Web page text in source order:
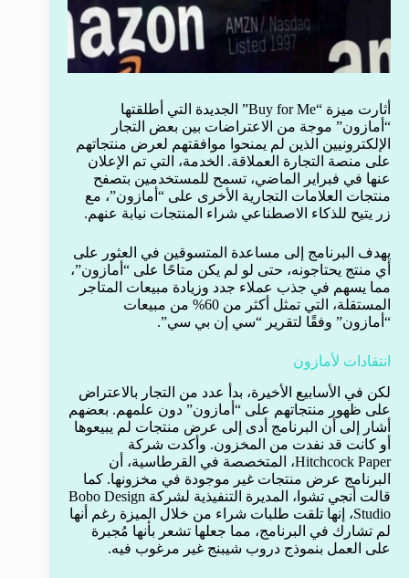
أثارت ميزة “Buy for Me” الجديدة التي أطلقتها
“أمازون” موجة من الاعتراضات بين بعض التجار
الإلكترونيين الذين لم يمنحوا موافقتهم لعرض منتجاتهم
على منصة التجارة العملاقة. الخدمة، التي تم الإعلان
عنها في فبراير الماضي، تسمح للمستخدمين بتصفح
منتجات العلامات التجارية الأخرى على “أمازون”، مع
زر يتيح للذكاء الاصطناعي شراء المنتجات نيابة عنهم.
يهدف البرنامج إلى مساعدة المتسوقين في العثور على
أي منتج يحتاجونه، حتى لو لم يكن متاحًا على “أمازون”،
مما يسهم في جذب عملاء جدد وزيادة مبيعات المتاجر
المستقلة، التي تمثل أكثر من 60% من مبيعات
“أمازون” وفقًا لتقرير “سي إن بي سي”.
انتقادات لأمازون
لكن في الأسابيع الأخيرة، بدأ عدد من التجار بالاعتراض
على ظهور منتجاتهم على “أمازون” دون علمهم. بعضهم
أشار إلى أن البرنامج أدى إلى عرض منتجات لم يبيعوها
أو كانت قد نفدت من المخزون. وأكدت شركة
Hitchcock Paper، المتخصصة في القرطاسية، أن
البرنامج عرض منتجات غير موجودة في مخزونها. كما
قالت أنجي تشوا، المديرة التنفيذية لشركة Bobo Design
Studio، إنها تلقت طلبات شراء من خلال الميزة رغم أنها
لم تشارك في البرنامج، مما جعلها تشعر بأنها مُجبرة
على العمل بنموذج دروب شيبنج غير مرغوب فيه.